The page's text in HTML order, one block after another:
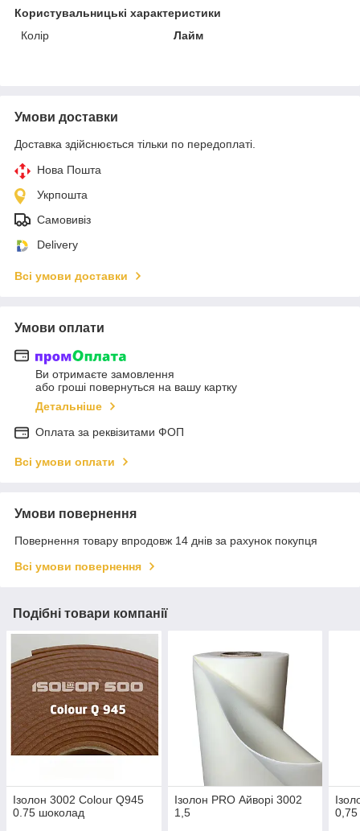
Користувальницькі характеристики
Колір
Лайм
Умови доставки
Доставка здійснюється тільки по передоплаті.
Нова Пошта
Укрпошта
Самовивіз
Delivery
Всі умови доставки
Умови оплати
Ви отримаєте замовлення
або гроші повернуться на вашу картку
Детальніше
Оплата за реквізитами ФОП
Всі умови оплати
Умови повернення
Повернення товару впродовж 14 днів за рахунок покупця
Всі умови повернення
Подібні товари компанії
Ізолон 3002 Colour Q945
0.75 шоколад
Ізолон PRO Айворі 3002
1,5
0,75